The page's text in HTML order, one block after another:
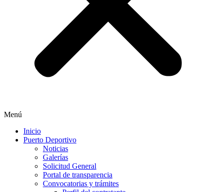
Menú
Inicio
Puerto Deportivo
Noticias
Galerías
Solicitud General
Portal de transparencia
Convocatorias y trámites